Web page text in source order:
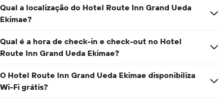
da
semana
O
gráfico
apresenta
os
dias
da
semana
numa
abcissa
Qual a localização do Hotel Route Inn Grand Ueda
Ekimae?
Qual é a hora de check-in e check-out no Hotel
Route Inn Grand Ueda Ekimae?
O Hotel Route Inn Grand Ueda Ekimae disponibiliza
Wi-Fi grátis?